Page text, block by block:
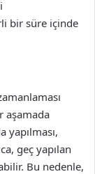
bir süre içinde
aşamada
yapılması,
geç yapılan
Bu nedenle,